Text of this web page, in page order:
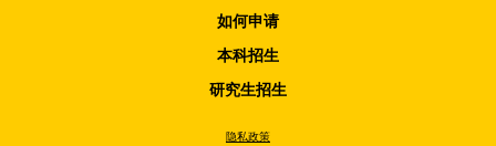
如何申请
本科招生
研究生招生
隐私政策